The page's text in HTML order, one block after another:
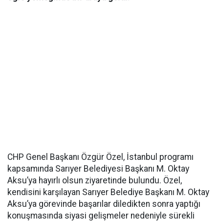
CHP Genel Başkanı Özgür Özel, İstanbul programı
kapsamında Sarıyer Belediyesi Başkanı M. Oktay
Aksu’ya hayırlı olsun ziyaretinde bulundu. Özel,
kendisini karşılayan Sarıyer Belediye Başkanı M. Oktay
Aksu’ya görevinde başarılar diledikten sonra yaptığı
konuşmasında siyasi gelişmeler nedeniyle sürekli